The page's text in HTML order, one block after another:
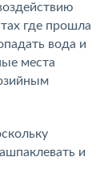
где прошла
вода и
места
и